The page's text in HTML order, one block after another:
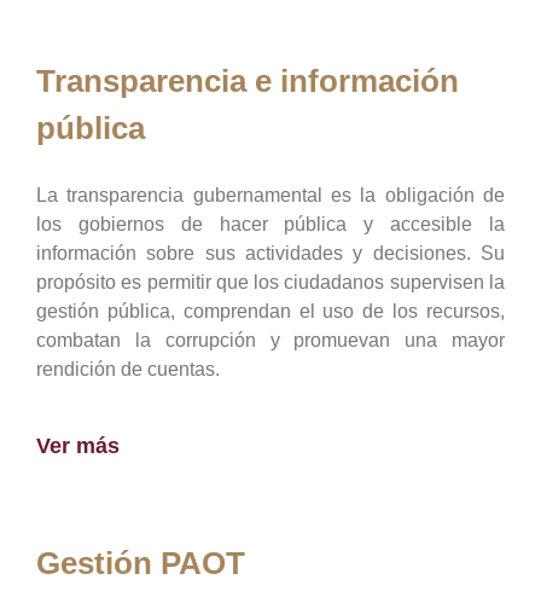
Transparencia e información
pública
La transparencia gubernamental es la obligación de
los gobiernos de hacer pública y accesible la
información sobre sus actividades y decisiones. Su
propósito es permitir que los ciudadanos supervisen la
gestión pública, comprendan el uso de los recursos,
combatan la corrupción y promuevan una mayor
rendición de cuentas.
Ver más
Gestión PAOT